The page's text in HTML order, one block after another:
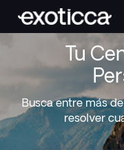
Tu
Busca entre más
resolver